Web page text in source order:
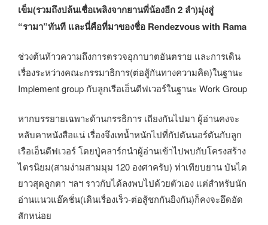
เข็ม(รวมถึงปล้นเชื่อเพลิงจากยานพี่น้องอีก 2 ลำ)มุ่งสู่
“รามา”ทันที และนี่คือที่มาของชื่อ Rendezvous with Rama
ช่วงต้นท้าวความถึงการตรวจอุกาบาตอันตราย และการเดิน
เรื่องระหว่างคณะกรรมาธิการ(ต่อสู้กันทางความคิด)ในฐานะ
Implement group กับลูกเรือเอ็นดีฟเวอร์ในฐานะ Work Group
หากบรรยายเฉพาะด้านกรรธิการ เถียงกันไปมา ผู้อ่านคงจะ
หลับคาหนังสือแน่ เรื่องจึงเทน้ำหนักไปที่กัปตันนอร์ตันกับลูก
เรือเอ็นดีฟเวอร์ โดยปู่คลาร์กนำผู้อ่านเข้าไปพบกับโครงสร้าง
ไตรนิยม(สามง่ามสามมุม 120 องศาครับ) ท่าเทียบยาน บันได
ยาวสุดลูกตา ฯลฯ ราวกับได้ลงพบไปด้วยตัวเอง แต่สำหรับนัก
อ่านแนวแอ๊คชั่น(เดินเรื่องเร็ว-ต่อสู้ชกกันยิงกัน)ก็คงจะอึดอัด
สักหน่อย